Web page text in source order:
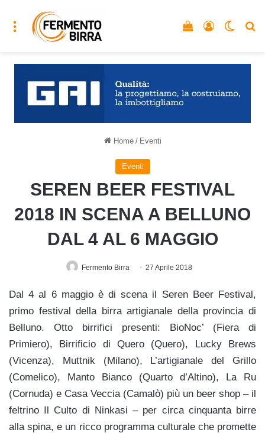
Menu Accedi
Vedi il carrello
Home / Eventi
Eventi
SEREN BEER FESTIVAL
2018 IN SCENA A BELLUNO
DAL 4 AL 6 MAGGIO
Fermento Birra 27 Aprile 2018
Dal 4 al 6 maggio è di scena il Seren Beer Festival,
primo festival della birra artigianale della provincia di
Belluno. Otto birrifici presenti: BioNoc’ (Fiera di
Primiero), Birrificio di Quero (Quero), Lucky Brews
(Vicenza), Muttnik (Milano), L’artigianale del Grillo
(Comelico), Manto Bianco (Quarto d’Altino), La Ru
(Cornuda) e Casa Veccia (Camalò) più un beer shop – il
feltrino Il Culto di Ninkasi – per circa cinquanta birre
alla spina, e un ricco programma culturale che promette